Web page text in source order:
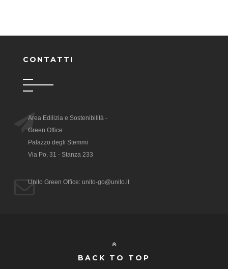
CONTATTI
Area Edilizia e Sostenibilità -
Green Office
Palazzo degli Stemmi
Via Po, 31 - Stanza 233
Unito Green Office: unito-go@unito.it
BACK TO TOP